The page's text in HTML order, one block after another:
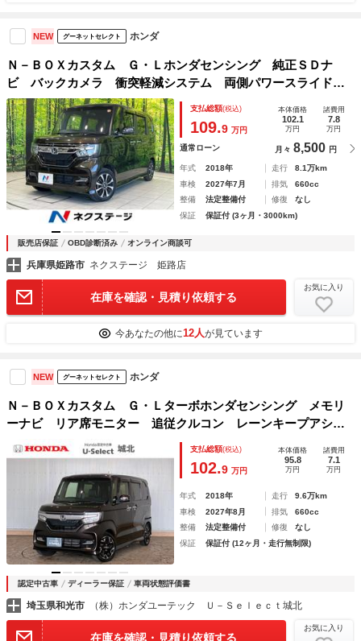
NEW グーネットセレクト ホンダ
Ｎ－ＢＯＸカスタム Ｇ・Ｌホンダセンシング 純正ＳＤナ
ビ バックカメラ 衝突軽減システム 両側パワースライドド
ア ＥＴＣ クリアランスソナー スマートキー オートライ
ト ＬＥＤヘッドライト フルセグＴＶ
支払総額(税込)
109.9 万円
本体価格
102.1
万円
諸費用
7.8
万円
通常ローン 月々 8,500 円
年式 2018年 走行
8.1万km
車検
2027年7月 排気
660cc
整備
法定整備付 修復
なし
保証
保証付 (3ヶ月・3000km)
販売店保証 OBD診断済み オンライン商談可
兵庫県姫路市 ネクステージ 姫路店
在庫を確認・見積り依頼する
お気に入り
今あなたの他に12人が見ています
NEW グーネットセレクト ホンダ
Ｎ－ＢＯＸカスタム Ｇ・Ｌターボホンダセンシング メモリ
ーナビ リア席モニター 追従クルコン レーンキープアシス
ト ＥＴＣ パドルシフト アルミホイール リヤビューカメ
ラ 左右電動スライド ｉストップ ＤＶＤ再生機能 スマー
トキーシステム 地デジ
支払総額(税込)
102.9 万円
本体価格
95.8
万円
諸費用
7.1
万円
年式 2018年 走行
9.6万km
車検
2027年8月 排気
660cc
整備
法定整備付 修復
なし
保証
保証付 (12ヶ月・走行無制限)
認定中古車 ディーラー保証 車両状態評価書
埼玉県和光市 （株）ホンダユーテック Ｕ－Ｓｅｌｅｃｔ城北
在庫を確認・見積り依頼する
お気に入り